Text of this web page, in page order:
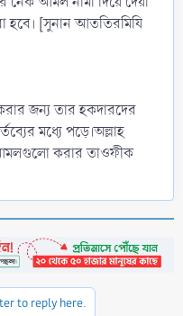
হবে। [সুনান আততিরমিযি
জন্য তার হকদারদের
মধ্যে পড়ে।অল্লাহ
করার তাওফীক
to reply here.